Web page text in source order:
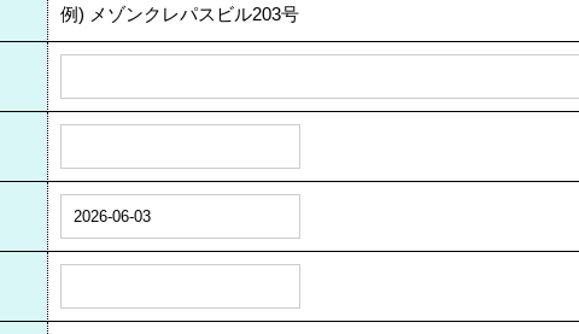
例) メゾンクレパスビル203号